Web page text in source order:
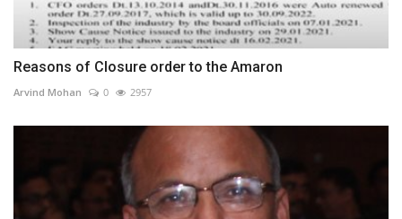
Reasons of Closure order to the Amaron
Arvind Mohan 0 2957